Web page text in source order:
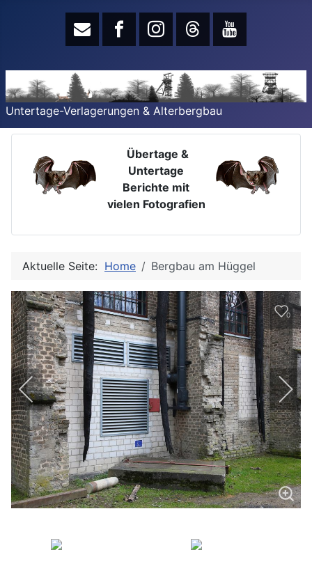
Untertage-Verlagerungen & Alterbergbau
Übertage &
Untertage
Berichte mit
vielen Fotografien
Aktuelle Seite: Home Bergbau am Hüggel
0